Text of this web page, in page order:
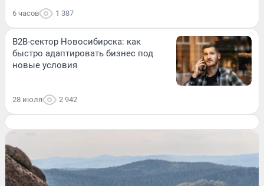
6 часов 1 387
B2B-сектор Новосибирска: как
быстро адаптировать бизнес под
новые условия
28 июля 2 942